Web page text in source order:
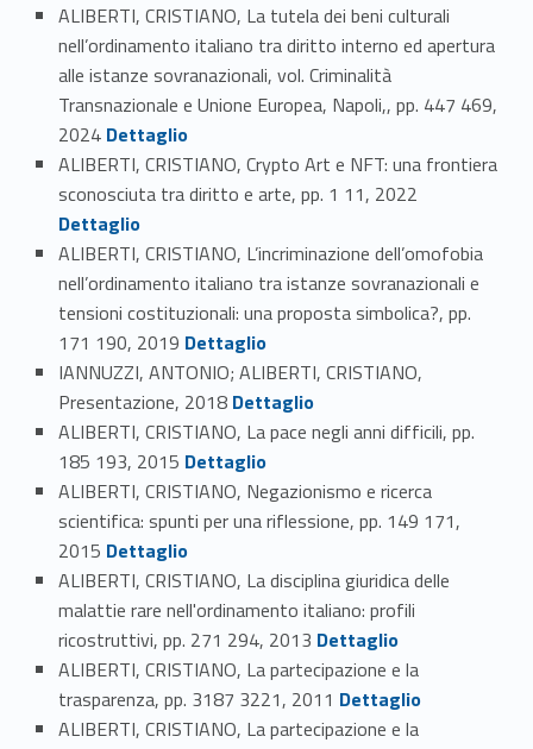
ALIBERTI, CRISTIANO, La tutela dei beni culturali
nell’ordinamento italiano tra diritto interno ed apertura
alle istanze sovranazionali, vol. Criminalità
Transnazionale e Unione Europea, Napoli,, pp. 447 469,
2024 Link identifier #identifier_person_55510-14
Dettaglio
ALIBERTI, CRISTIANO, Crypto Art e NFT: una frontiera
sconosciuta tra diritto e arte, pp. 1 11, 2022
Dettaglio
ALIBERTI, CRISTIANO, L’incriminazione dell’omofobia
nell’ordinamento italiano tra istanze sovranazionali e
tensioni costituzionali: una proposta simbolica?, pp.
171 190, 2019 Link identifier #identifier_person_181046-16
Dettaglio
IANNUZZI, ANTONIO; ALIBERTI, CRISTIANO,
Presentazione, 2018Link identifier #identifier_person_136159-17
Dettaglio
ALIBERTI, CRISTIANO, La pace negli anni difficili, pp.
185 193, 2015 Link identifier #identifier_person_120782-18
Dettaglio
ALIBERTI, CRISTIANO, Negazionismo e ricerca
scientifica: spunti per una riflessione, pp. 149 171,
2015 Link identifier #identifier_person_158551-19
Dettaglio
ALIBERTI, CRISTIANO, La disciplina giuridica delle
malattie rare nell'ordinamento italiano: profili
ricostruttivi, pp. 271 294, 2013 Link identifier #identifier_person_95734-20
Dettaglio
ALIBERTI, CRISTIANO, La partecipazione e la
trasparenza, pp. 3187 3221, 2011 Link identifier #identifier_person_30592-21
Dettaglio
ALIBERTI, CRISTIANO, La partecipazione e la